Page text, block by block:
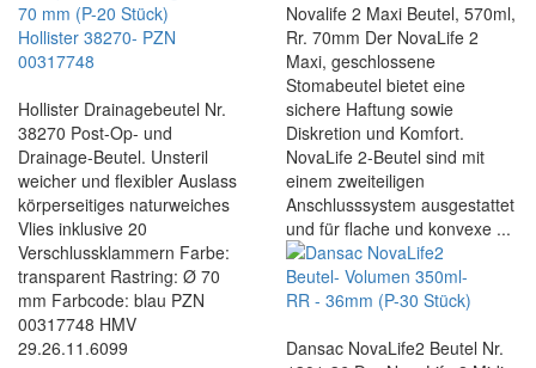
Hollister Drainagebeutel Nr.
38270 Post-Op- und
Drainage-Beutel. Unsteril
weicher und flexibler Auslass
körperseitiges naturweiches
Vlies inklusive 20
Verschlussklammern Farbe:
transparent Rastring: Ø 70
mm Farbcode: blau PZN
00317748 HMV
29.26.11.6099
Novalife 2 Maxi Beutel, 570ml,
Rr. 70mm Der NovaLife 2
Maxi, geschlossene
Stomabeutel bietet eine
sichere Haftung sowie
Diskretion und Komfort.
NovaLife 2-Beutel sind mit
einem zweiteiligen
Anschlusssystem ausgestattet
und für flache und konvexe ...
Dansac NovaLife2 Beutel Nr.